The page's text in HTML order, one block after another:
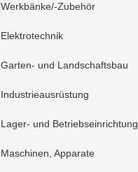
Werkbänke/-Zubehör
Elektrotechnik
Garten- und Landschaftsbau
Industrieausrüstung
Lager- und Betriebseinrichtung
Maschinen, Apparate